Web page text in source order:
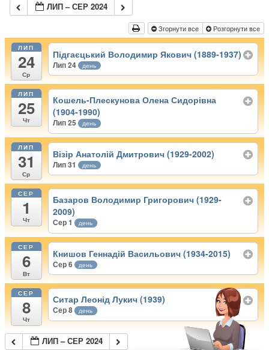
ЛИП – СЕР 2024
Згорнути все Розгорнути все
ЛИП
24
Ср
Підгаєцький Володимир Якович (1889-1937)
Лип 24 день
ЛИП
25
Чт
Кошель-Плескунова Олена Сидорівна
(1904-1990)
Лип 25 день
ЛИП
31
Ср
Візір Анатолій Дмитрович (1929-2002)
Лип 31 день
СЕР
1
Чт
Базаров Володимир Григорович (1929-
2009)
Сер 1 день
СЕР
6
Вт
Книшов Геннадій Васильович (1934-2015)
Сер 6 день
СЕР
8
Чт
Ситар Леонід Лукич (1939)
Сер 8 день
ЛИП – СЕР 2024